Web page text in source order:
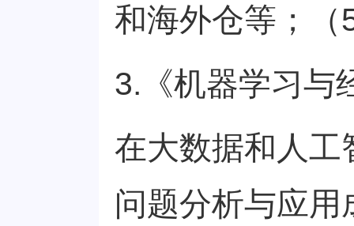
和海外仓等；（
3.《机器学习与
在大数据和人工
问题分析与应